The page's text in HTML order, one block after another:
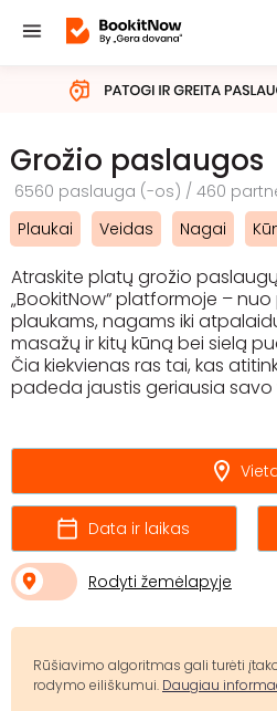
Grožio paslaugos
6560 paslauga (-os) / 460
Plaukai
Veidas Nagai
Atraskite platų grožio
„BookitNow“ platformoje –
plaukams, nagams iki
masažų ir kitų kūną bei sielą
Čia kiekvienas ras tai, kas
padeda jaustis geriausia savo
Data ir laikas
Rodyti žemėlapyje
Rūšiavimo algoritmas gali turėti
rodymo eiliškumui. Daugiau